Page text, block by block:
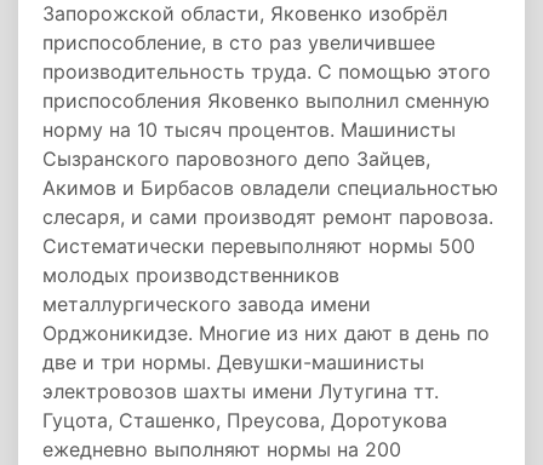
Запорожской области, Яковенко изобрёл
приспособление, в сто раз увеличившее
производительность труда. С помощью этого
приспособления Яковенко выполнил сменную
норму на 10 тысяч процентов. Машинисты
Сызранского паровозного депо Зайцев,
Акимов и Бирбасов овладели специальностью
слесаря, и сами производят ремонт паровоза.
Систематически перевыполняют нормы 500
молодых производственников
металлургического завода имени
Орджоникидзе. Многие из них дают в день по
две и три нормы. Девушки-машинисты
электровозов шахты имени Лутугина тт.
Гуцота, Сташенко, Преусова, Доротукова
ежедневно выполняют нормы на 200